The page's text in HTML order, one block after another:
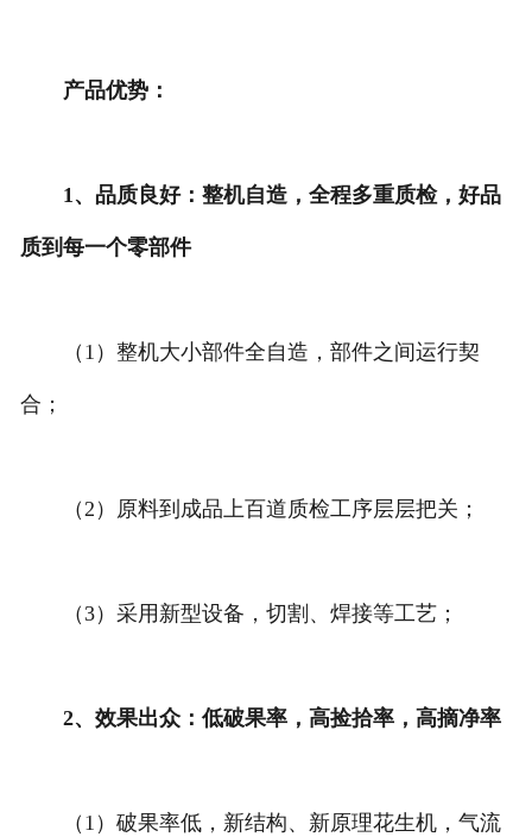
产品优势：
1、品质良好：整机自造，全程多重质检，好品
质到每一个零部件
（1）整机大小部件全自造，部件之间运行契
合；
（2）原料到成品上百道质检工序层层把关；
（3）采用新型设备，切割、焊接等工艺；
2、效果出众：低破果率，高捡拾率，高摘净率
（1）破果率低，新结构、新原理花生机，气流